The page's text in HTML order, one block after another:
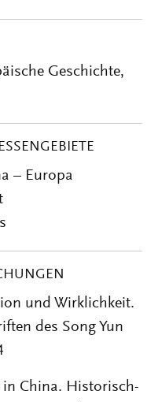
Geschichte,
– Europa
und Wirklichkeit.
des Song Yun
China. Historisch-